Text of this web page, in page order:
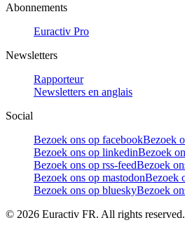
Abonnements
Euractiv Pro
Newsletters
Rapporteur
Newsletters en anglais
Social
Bezoek ons op facebookBezoek
Bezoek ons op linkedinBezoek
Bezoek ons op rss-feedBezoek
Bezoek ons op mastodonBezoek
Bezoek ons op blueskyBezoek
© 2026 Euractiv FR. All rights reserved.